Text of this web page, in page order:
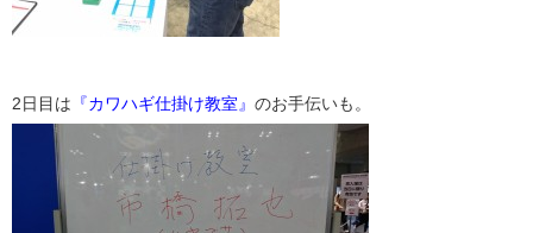
2日目は 『カワハギ仕掛け教室』 のお手伝いも。